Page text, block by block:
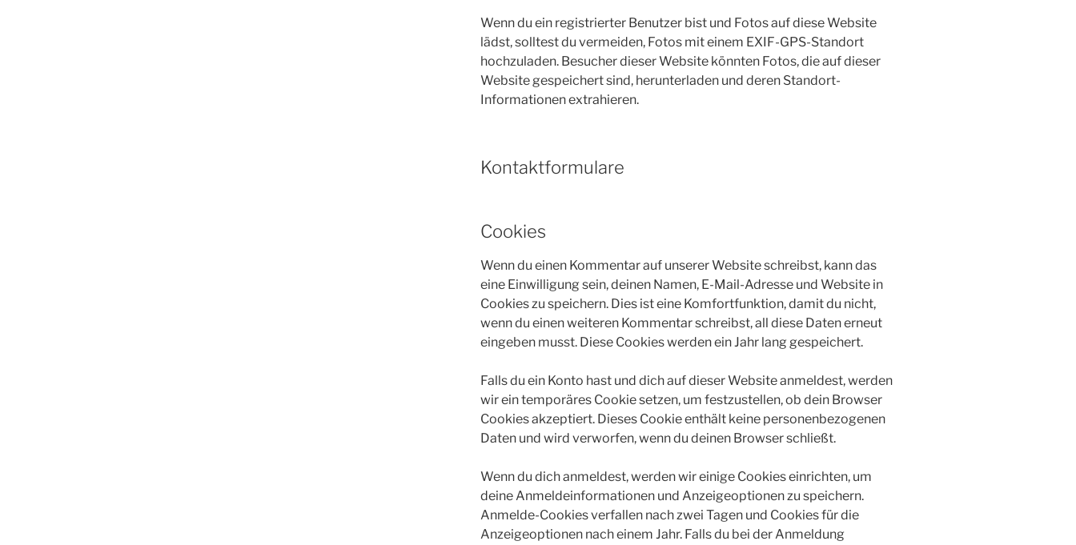
Wenn du ein registrierter Benutzer bist und Fotos auf diese Website
lädst, solltest du vermeiden, Fotos mit einem EXIF-GPS-Standort
hochzuladen. Besucher dieser Website könnten Fotos, die auf dieser
Website gespeichert sind, herunterladen und deren Standort-
Informationen extrahieren.
Kontaktformulare
Cookies
Wenn du einen Kommentar auf unserer Website schreibst, kann das
eine Einwilligung sein, deinen Namen, E-Mail-Adresse und Website in
Cookies zu speichern. Dies ist eine Komfortfunktion, damit du nicht,
wenn du einen weiteren Kommentar schreibst, all diese Daten erneut
eingeben musst. Diese Cookies werden ein Jahr lang gespeichert.
Falls du ein Konto hast und dich auf dieser Website anmeldest, werden
wir ein temporäres Cookie setzen, um festzustellen, ob dein Browser
Cookies akzeptiert. Dieses Cookie enthält keine personenbezogenen
Daten und wird verworfen, wenn du deinen Browser schließt.
Wenn du dich anmeldest, werden wir einige Cookies einrichten, um
deine Anmeldeinformationen und Anzeigeoptionen zu speichern.
Anmelde-Cookies verfallen nach zwei Tagen und Cookies für die
Anzeigeoptionen nach einem Jahr. Falls du bei der Anmeldung